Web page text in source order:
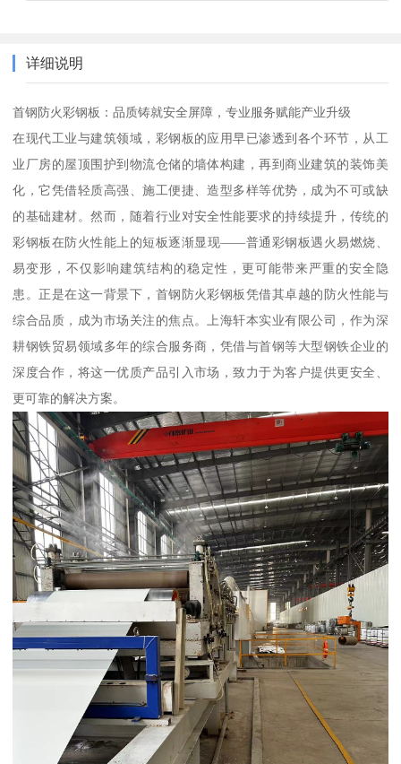
详细说明
首钢防火彩钢板：品质铸就安全屏障，专业服务赋能产业升级
在现代工业与建筑领域，彩钢板的应用早已渗透到各个环节，从工
业厂房的屋顶围护到物流仓储的墙体构建，再到商业建筑的装饰美
化，它凭借轻质高强、施工便捷、造型多样等优势，成为不可或缺
的基础建材。然而，随着行业对安全性能要求的持续提升，传统的
彩钢板在防火性能上的短板逐渐显现——普通彩钢板遇火易燃烧、
易变形，不仅影响建筑结构的稳定性，更可能带来严重的安全隐
患。正是在这一背景下，首钢防火彩钢板凭借其卓越的防火性能与
综合品质，成为市场关注的焦点。上海轩本实业有限公司，作为深
耕钢铁贸易领域多年的综合服务商，凭借与首钢等大型钢铁企业的
深度合作，将这一优质产品引入市场，致力于为客户提供更安全、
更可靠的解决方案。